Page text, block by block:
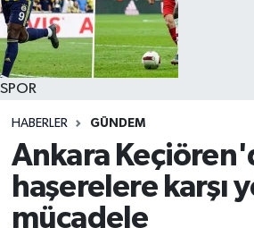
SPOR
HABERLER GÜNDEM
Ankara
haşerelere karşı
mücadele